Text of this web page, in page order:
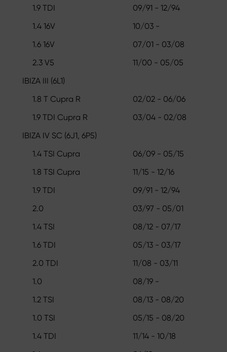
1.9 TDI
09/91 - 12/94
1.4 16V
10/03 -
1.6 16V
07/01 - 03/08
2.3 V5
11/00 - 05/05
IBIZA III (6L1)
1.8 T Cupra R
02/02 - 06/06
1.9 TDI Cupra R
03/04 - 02/08
IBIZA IV SC (6J1, 6P5)
1.4 TSI Cupra
06/09 - 05/15
1.8 TSI Cupra
11/15 - 12/16
1.9 TDI
09/91 - 12/94
2.0
03/97 - 05/01
1.4 TSI
08/12 - 07/17
1.6 TDI
05/13 - 03/17
2.0 TDI
11/08 - 03/11
1.0
08/19 -
1.2 TSI
08/13 - 08/20
1.0 TSI
05/15 - 08/20
1.4 TDI
11/14 - 10/18